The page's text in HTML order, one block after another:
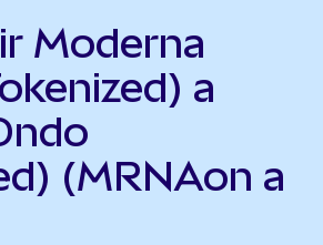
Moderna
a
(MRNAon a